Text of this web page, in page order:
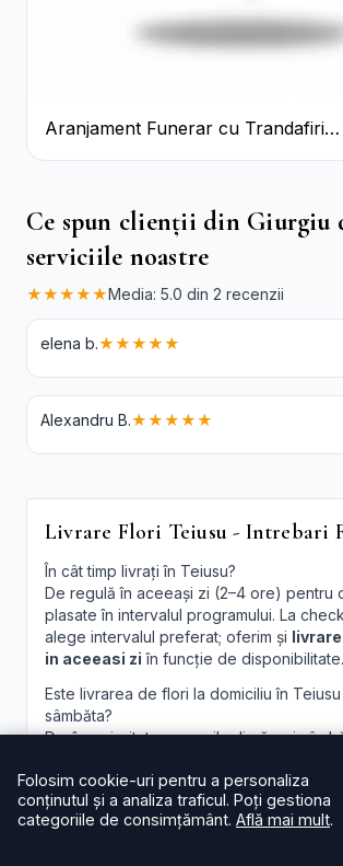
Aranjament Funerar cu Trandafiri
Albi Crizanteme Galbene și Crini
Ce spun clienții din Giurgiu
serviciile noastre
★★★★★Media: 5.0 din 2 recenzii
elena b.★★★★★
Alexandru B.★★★★★
Livrare Flori Teiusu - Intrebari
În cât timp livrați în Teiusu?
De regulă în aceeași zi (2–4 ore) pentru
plasate în intervalul programului. La
alege intervalul preferat; oferim și
in aceeasi zi în funcție de disponibilitate.
Este livrarea de flori la domiciliu în
sâmbăta?
Da, în majoritatea cazurilor livrăm și
perioade aglomerate pot exista sloturi
la finalizare.
Pot programa livrarea pentru o oră
Oferim intervale orare; pentru ore fixe
Folosim cookie-uri pentru a personaliza
conținutul și a analiza traficul. Poți gestiona
categoriile de consimțământ. Află mai mult.